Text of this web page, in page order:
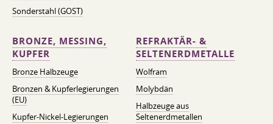
Sonderstahl (GOST)
BRONZE, MESSING,
KUPFER
Bronze Halbzeuge
Bronzen & Kupferlegierungen
(EU)
Kupfer-Nickel-Legierungen
REFRAKTÄR- &
SELTENERDMETALLE
Wolfram
Molybdän
Halbzeuge aus
Seltenerdmetallen